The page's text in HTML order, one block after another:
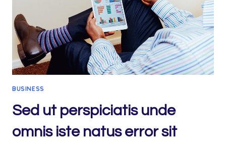
BUSINESS
Sed ut perspiciatis unde
omnis iste natus error sit